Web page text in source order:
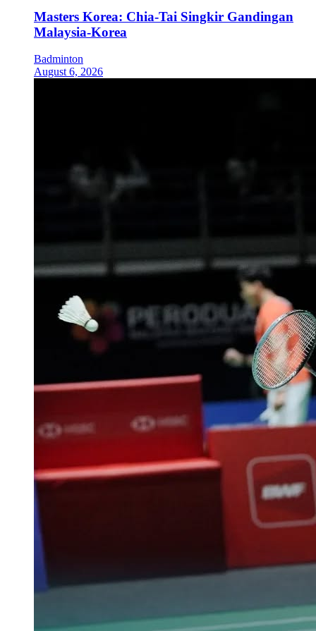
Masters Korea: Chia-Tai Singkir Gandingan
Malaysia-Korea
Badminton
August 6, 2026